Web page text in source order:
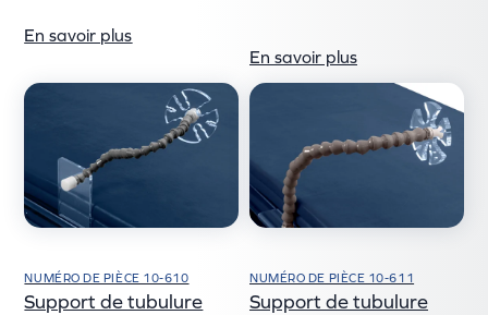
En savoir plus
En savoir plus
NUMÉRO DE PIÈCE 10-610
Support de tubulure
NUMÉRO DE PIÈCE 10-611
Support de tubulure